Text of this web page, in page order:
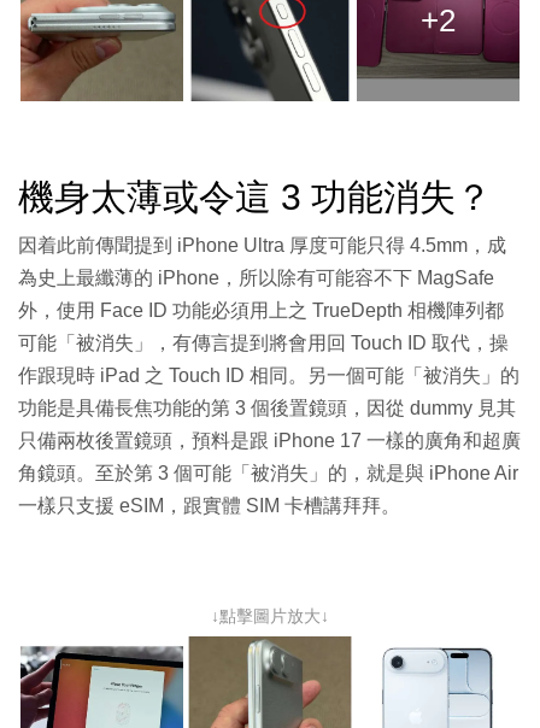
+2
機身太薄或令這 3 功能消失？
因着此前傳聞提到 iPhone Ultra 厚度可能只得 4.5mm，成
為史上最纖薄的 iPhone，所以除有可能容不下 MagSafe
外，使用 Face ID 功能必須用上之 TrueDepth 相機陣列都
可能「被消失」，有傳言提到將會用回 Touch ID 取代，操
作跟現時 iPad 之 Touch ID 相同。另一個可能「被消失」的
功能是具備長焦功能的第 3 個後置鏡頭，因從 dummy 見其
只備兩枚後置鏡頭，預料是跟 iPhone 17 一樣的廣角和超廣
角鏡頭。至於第 3 個可能「被消失」的，就是與 iPhone Air
一樣只支援 eSIM，跟實體 SIM 卡槽講拜拜。
↓點擊圖片放大↓